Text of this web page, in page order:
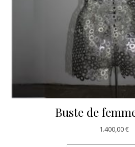
Buste de
1.400,00€